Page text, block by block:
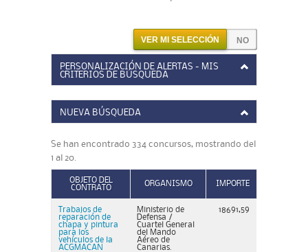
VER MI SELECCIÓN
PERSONALIZACIÓN DE ALERTAS - MIS
CRITERIOS DE BÚSQUEDA
NUEVA BÚSQUEDA
Se han encontrado 334 concursos, mostrando del
1 al 20.
OBJETO DEL
CONTRATO
ORGANISMO IMPORTE
Trabajos de
reparación de
chapa y pintura
para los
vehículos de la
ACGMACAN
Ministerio de
Defensa /
Cuartel General
del Mando
Aéreo de
Canarias.
18691,59